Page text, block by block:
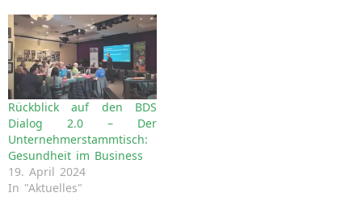
Rückblick auf den BDS
Dialog 2.0 – Der
Unternehmerstammtisch:
Gesundheit im Business
19. April 2024
In "Aktuelles"